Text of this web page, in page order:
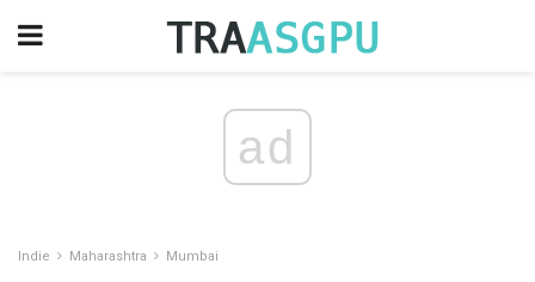
ad
Indie Maharashtra Mumbai